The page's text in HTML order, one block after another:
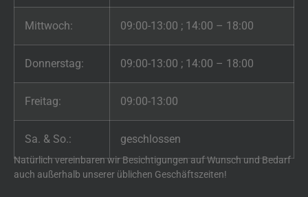
Mittwoch: 09:00-13:00 ; 14:00 – 18:00
Donnerstag: 09:00-13:00 ; 14:00 – 18:00
Freitag: 09:00-13:00
Sa. & So.: geschlossen
Natürlich vereinbaren wir Besichtigungen auf Wunsch und Bedarf
auch außerhalb unserer üblichen Geschäftszeiten!